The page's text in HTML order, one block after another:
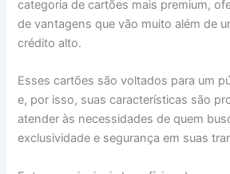
categoria de cartões mais premium,
de vantagens que vão muito além de
crédito alto.
Esses cartões são voltados para um
e, por isso, suas características são
atender às necessidades de quem
exclusividade e segurança em suas